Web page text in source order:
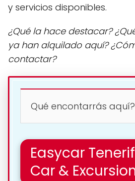
y servicios disponibles.
¿Qué la hace destacar?
ya han alquilado aquí?
contactar?
Qué encontarrás aquí?
Easycar
Car &